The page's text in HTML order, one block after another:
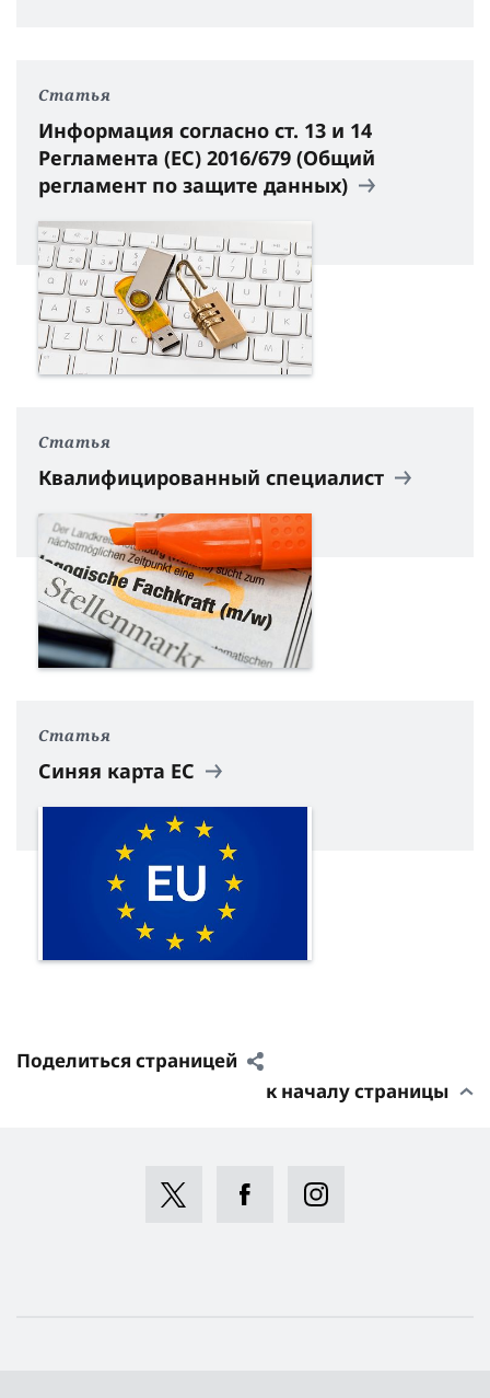
Статья
Информация согласно ст. 13 и 14
Регламента (ЕС) 2016/679 (Общий
регламент по защите данных)
Статья
Квалифицированный специалист
Статья
Синяя карта ЕС
Поделиться страницей
к началу страницы